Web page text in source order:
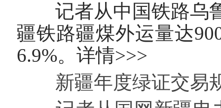
记者从中国铁路乌鲁
疆铁路疆煤外运量达
6.9%。 详情>>>
新疆年度绿证交易